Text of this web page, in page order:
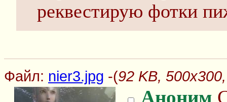
реквестирую фотки
Файл: nier3.jpg -(92 KB,
Аноним